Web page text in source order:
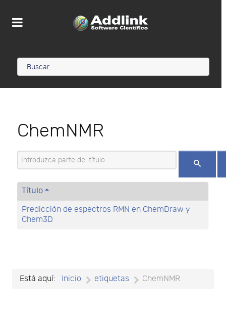
ChemNMR
Introduzca parte del título
Título
Predicción de espectros RMN en ChemDraw y
Chem3D
Está aquí: Inicio etiquetas ChemNMR